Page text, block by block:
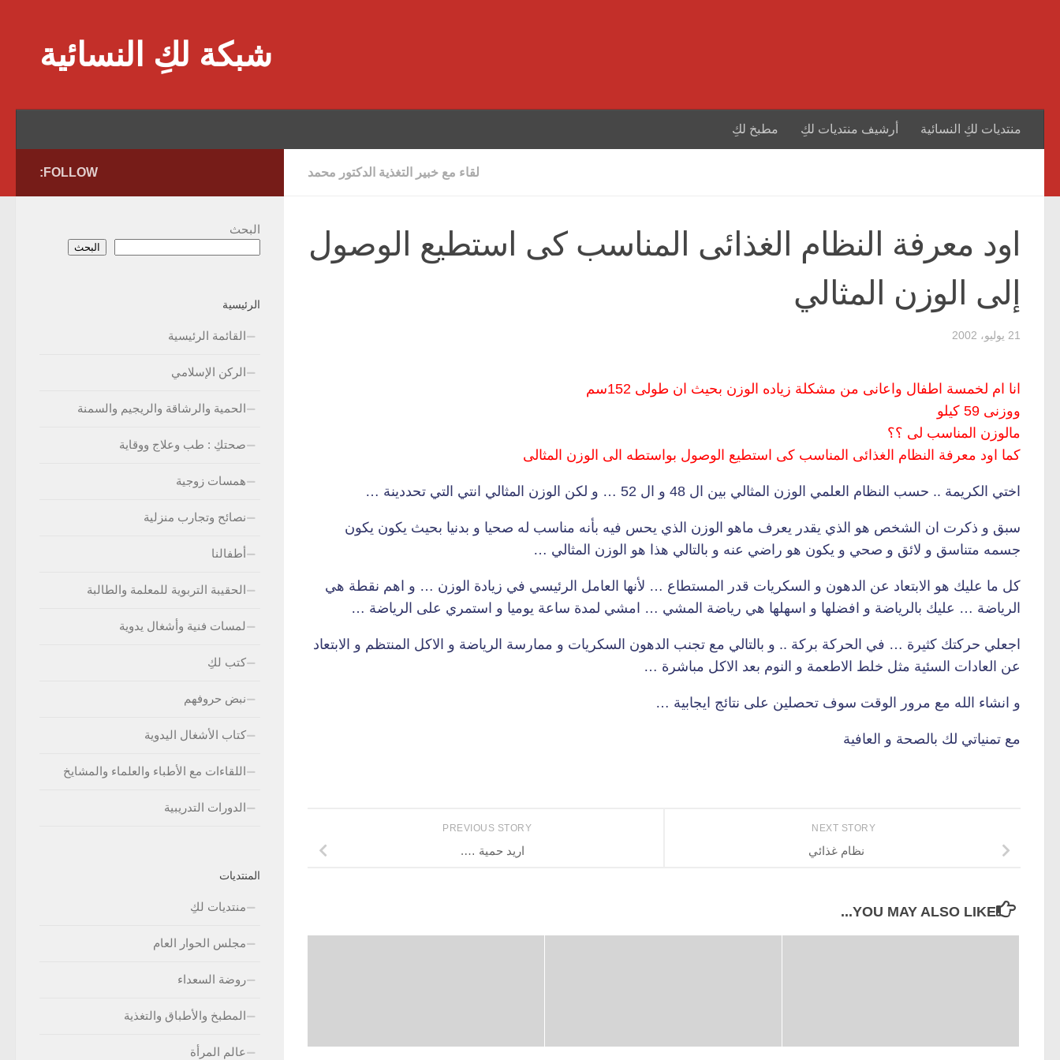
شبكة لكِ النسائية
منتديات لكِ النسائية أرشيف منتديات لكِ مطبخ لكِ
لقاء مع خبير التغذية الدكتور محمد
اود معرفة النظام الغذائى المناسب كى استطيع الوصول
إلى الوزن المثالي
21 يوليو، 2002
انا ام لخمسة اطفال واعانى من مشكلة زياده الوزن بحيث ان طولى 152سم
ووزنى 59 كيلو
مالوزن المناسب لى ؟؟
كما اود معرفة النظام الغذائى المناسب كى استطيع الوصول بواستطه الى الوزن المثالى
اختي الكريمة .. حسب النظام العلمي الوزن المثالي بين ال 48 و ال 52 … و لكن الوزن المثالي انتي التي تحددينة …
سبق و ذكرت ان الشخص هو الذي يقدر يعرف ماهو الوزن الذي يحس فيه بأنه مناسب له صحيا و بدنيا بحيث يكون يكون
جسمه متناسق و لائق و صحي و يكون هو راضي عنه و بالتالي هذا هو الوزن المثالي …
كل ما عليك هو الابتعاد عن الدهون و السكريات قدر المستطاع … لأنها العامل الرئيسي في زيادة الوزن … و اهم نقطة هي
الرياضة … عليك بالرياضة و افضلها و اسهلها هي رياضة المشي … امشي لمدة ساعة يوميا و استمري على الرياضة …
اجعلي حركتك كثيرة … في الحركة بركة .. و بالتالي مع تجنب الدهون السكريات و ممارسة الرياضة و الاكل المنتظم و الابتعاد
عن العادات السئية مثل خلط الاطعمة و النوم بعد الاكل مباشرة …
و انشاء الله مع مرور الوقت سوف تحصلين على نتائج ايجابية …
مع تمنياتي لك بالصحة و العافية
NEXT STORY
نظام غذائي
PREVIOUS STORY
اريد حمية ….
YOU MAY ALSO LIKE...
FOLLOW:
البحث
البحث
الرئيسية
القائمة الرئيسية
الركن الإسلامي
الحمية والرشاقة والريجيم والسمنة
صحتكِ : طب وعلاج ووقاية
همسات زوجية
نصائح وتجارب منزلية
أطفالنا
الحقيبة التربوية للمعلمة والطالبة
لمسات فنية وأشغال يدوية
كتب لكِ
نبض حروفهم
كتاب الأشغال اليدوية
اللقاءات مع الأطباء والعلماء والمشايخ
الدورات التدريبية
المنتديات
منتديات لكِ
مجلس الحوار العام
روضة السعداء
المطبخ والأطباق والتغذية
عالم المرأة